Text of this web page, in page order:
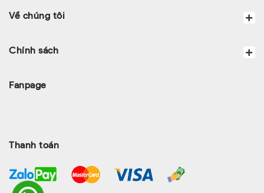
Về chúng tôi
Chính sách
Fanpage
Thanh toán